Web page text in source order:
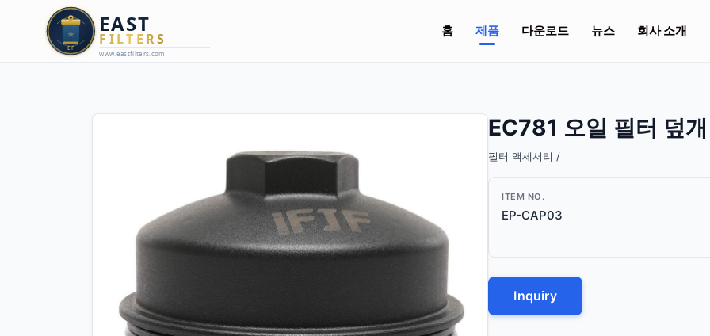
홈 제품 다운로드 뉴스 회사 소개
EC781 오일 필터 덮개
필터 액세서리 /
ITEM NO.
EP-CAP03
Inquiry